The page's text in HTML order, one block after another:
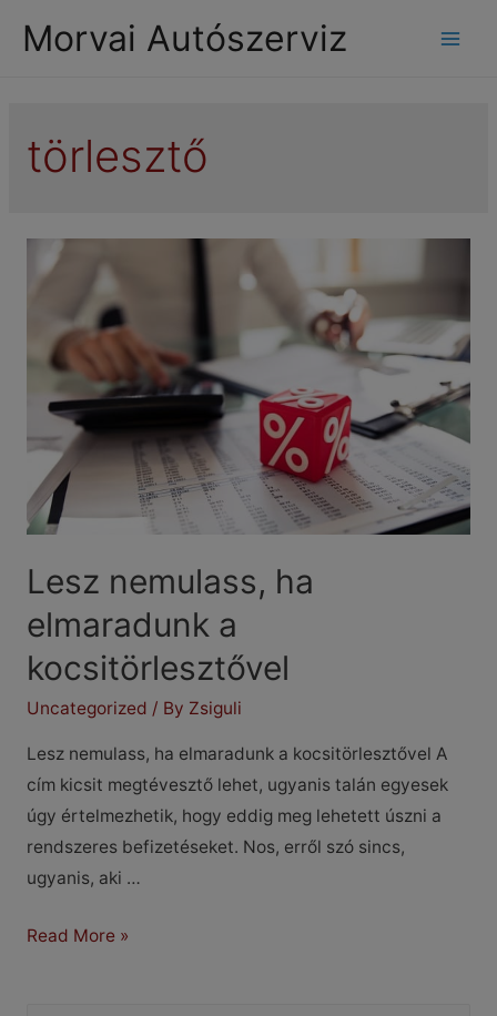
Morvai Autószerviz
törlesztő
Lesz nemulass, ha
elmaradunk a
kocsitörlesztővel
Uncategorized / By Zsiguli
Lesz nemulass, ha elmaradunk a kocsitörlesztővel A
cím kicsit megtévesztő lehet, ugyanis talán egyesek
úgy értelmezhetik, hogy eddig meg lehetett úszni a
rendszeres befizetéseket. Nos, erről szó sincs,
ugyanis, aki …
Lesz
Read More »